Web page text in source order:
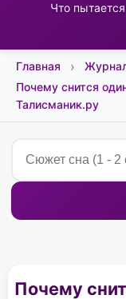
Что
Главная
Почему снится
Талисманик.ру
Почему